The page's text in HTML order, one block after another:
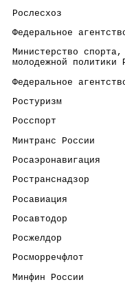
Рослесхоз
Федеральное
Министерство
молодежной политики
Федеральное
Ростуризм
Росспорт
Минтранс
Росавиация
Росавтодор
Росжелдор
Минфин